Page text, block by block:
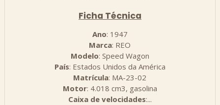
Ficha Técnica
Ano: 1947
Marca: REO
Modelo: Speed Wagon
País: Estados Unidos da América
Matrícula: MA-23-02
Motor: 4.018 cm3, gasolina
Caixa de velocidades:...